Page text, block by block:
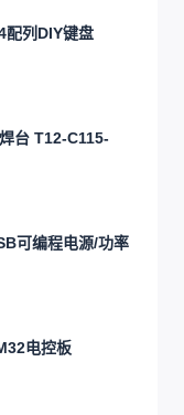
配列DIY键盘
台 T12-C115-
可编程电源/功率
电控板